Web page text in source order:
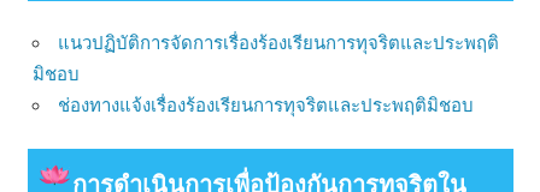
แนวปฏิบัติการจัดการเรื่องร้องเรียนการทุจริตและประพฤติ
มิชอบ
ช่องทางแจ้งเรื่องร้องเรียนการทุจริตและประพฤติมิชอบ
การดําเนินการเพื่อป้องกันการทุจริตใน